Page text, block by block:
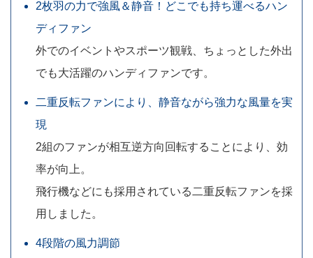
2枚羽の力で強風＆静音！どこでも持ち運べるハン
ディファン
外でのイベントやスポーツ観戦、ちょっとした外出
でも大活躍のハンディファンです。
二重反転ファンにより、静音ながら強力な風量を実
現
2組のファンが相互逆方向回転することにより、効
率が向上。
飛行機などにも採用されている二重反転ファンを採
用しました。
4段階の風力調節